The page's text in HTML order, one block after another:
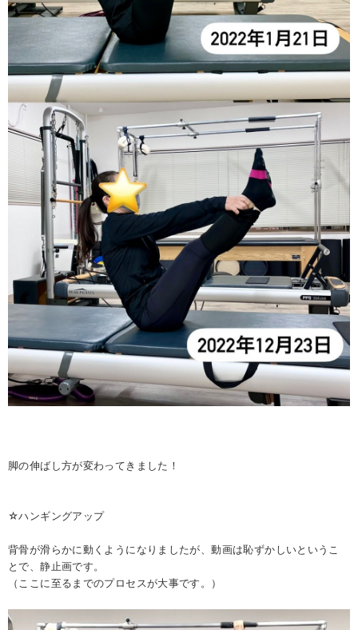
脚の伸ばし方が変わってきました！
☆ハンギングアップ
背骨が滑らかに動くようになりましたが、動画は恥ずかしいというこ
とで、静止画です。
（ここに至るまでのプロセスが大事です。）